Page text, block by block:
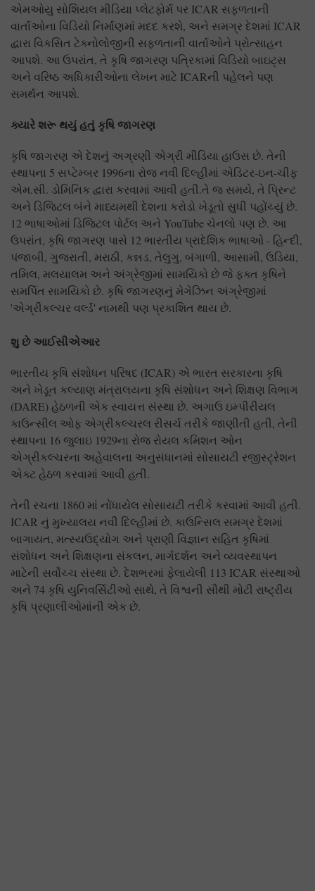
એમઓયુ સોશિયલ મીડિયા પ્લેટફોર્મ પર ICAR સફળતાની
વાર્તાઓના વિડિયો નિર્માણમાં મદદ કરશે, અને સમગ્ર દેશમાં ICAR
દ્વારા વિકસિત ટેક્નોલોજીની સફળતાની વાર્તાઓને પ્રોત્સાહન
આપશે. આ ઉપરાંત, તે કૃષિ જાગરણ પત્રિકામાં વિડિયો બાઇટ્સ
અને વરિષ્ઠ અધિકારીઓના લેખન માટે ICARની પહેલને પણ
સમર્થન આપશે.
ક્યારે શરૂ થયું હતું કૃષિ જાગરણ
કૃષિ જાગરણ એ દેશનું અગ્રણી એગ્રી મીડિયા હાઉસ છે. તેની
સ્થાપના 5 સપ્ટેમ્બર 1996ના રોજ નવી દિલ્હીમાં એડિટર-ઇન-ચીફ
એમ.સી. ડોમિનિક દ્વારા કરવામાં આવી હતી.તે જ સમયે, તે પ્રિન્ટ
અને ડિજિટલ બંને માધ્યમથી દેશના કરોડો ખેડૂતો સુધી પહોંચ્યું છે.
12 ભાષાઓમાં ડિજિટલ પોર્ટલ અને YouTube ચેનલો પણ છે. આ
ઉપરાંત, કૃષિ જાગરણ પાસે 12 ભારતીય પ્રાદેશિક ભાષાઓ - હિન્દી,
પંજાબી, ગુજરાતી, મરાઠી, કન્નડ, તેલુગુ, બંગાળી, આસામી, ઉડિયા,
તમિલ, મલયાલમ અને અંગ્રેજીમાં સામયિકો છે જે ફક્ત કૃષિને
સમર્પિત સામયિકો છે. કૃષિ જાગરણનું મેગેઝિન અંગ્રેજીમાં
'એગ્રીકલ્ચર વર્લ્ડ' નામથી પણ પ્રકાશિત થાય છે.
શુ છે આઈસીએઆર
ભારતીય કૃષિ સંશોધન પરિષદ (ICAR) એ ભારત સરકારના કૃષિ
અને ખેડૂત કલ્યાણ મંત્રાલયના કૃષિ સંશોધન અને શિક્ષણ વિભાગ
(DARE) હેઠળની એક સ્વાયત્ત સંસ્થા છે. અગાઉ ઇમ્પીરીયલ
કાઉન્સીલ ઓફ એગ્રીકલ્ચરલ રીસર્ચ તરીકે જાણીતી હતી, તેની
સ્થાપના 16 જુલાઇ 1929ના રોજ રોયલ કમિશન ઓન
એગ્રીકલ્ચરના અહેવાલના અનુસંધાનમાં સોસાયટી રજીસ્ટ્રેશન
એક્ટ હેઠળ કરવામાં આવી હતી.
તેની રચના 1860 માં નોંધાયેલ સોસાયટી તરીકે કરવામાં આવી હતી.
ICAR નું મુખ્યાલય નવી દિલ્હીમાં છે. કાઉન્સિલ સમગ્ર દેશમાં
બાગાયત, મત્સ્યઉદ્યોગ અને પ્રાણી વિજ્ઞાન સહિત કૃષિમાં
સંશોધન અને શિક્ષણના સંકલન, માર્ગદર્શન અને વ્યવસ્થાપન
માટેની સર્વોચ્ચ સંસ્થા છે. દેશભરમાં ફેલાયેલી 113 ICAR સંસ્થાઓ
અને 74 કૃષિ યુનિવર્સિટીઓ સાથે, તે વિશ્વની સૌથી મોટી રાષ્ટ્રીય
કૃષિ પ્રણાલીઓમાંની એક છે.